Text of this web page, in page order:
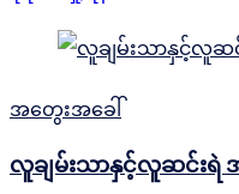
အတွေးအခေါ်
လူချမ်းသာနှင့်လူဆင်းရဲ